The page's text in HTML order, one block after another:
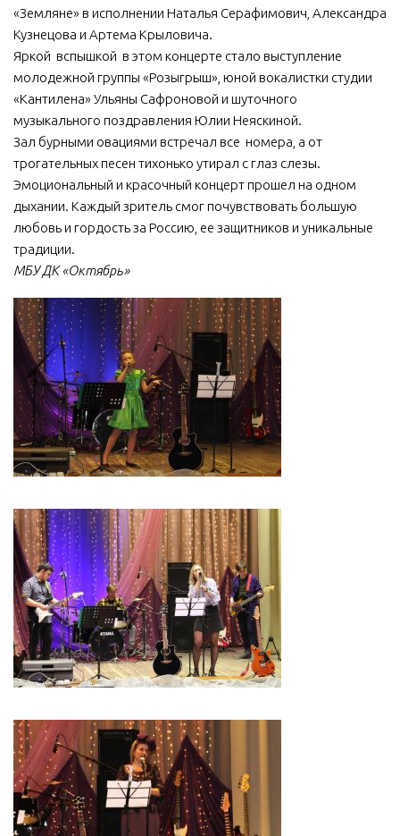
«Земляне» в исполнении Наталья Серафимович, Александра
Кузнецова и Артема Крыловича.
Яркой вспышкой в этом концерте стало выступление
молодежной группы «Розыгрыш», юной вокалистки студии
«Кантилена» Ульяны Сафроновой и шуточного
музыкального поздравления Юлии Неяскиной.
Зал бурными овациями встречал все номера, а от
трогательных песен тихонько утирал с глаз слезы.
Эмоциональный и красочный концерт прошел на одном
дыхании. Каждый зритель смог почувствовать большую
любовь и гордость за Россию, ее защитников и уникальные
традиции.
МБУ ДК «Октябрь»